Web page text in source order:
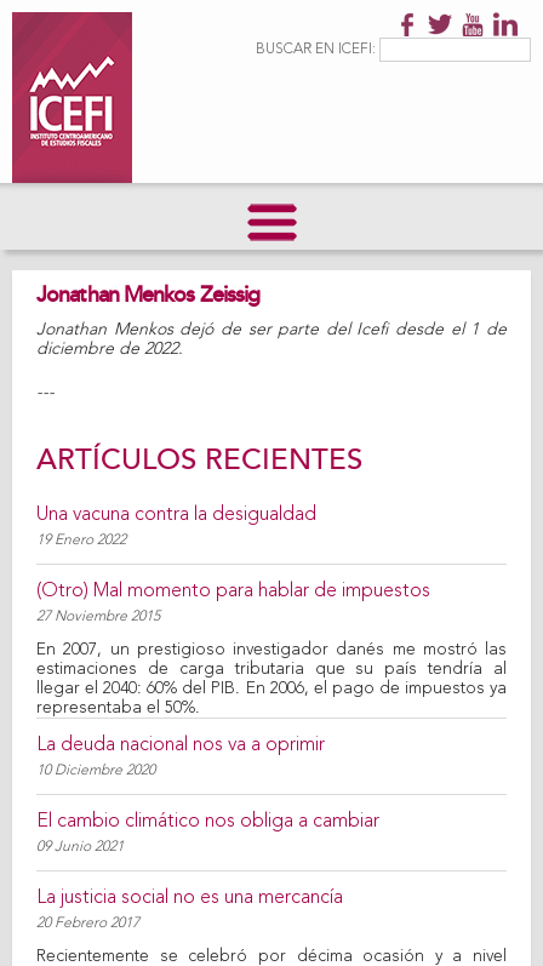
principalFormulario de
BUSCAR EN ICEFI:
Jonathan Menkos Zeissig
Jonathan Menkos dejó de ser parte del Icefi desde el 1 de
diciembre de 2022.
---
ARTÍCULOS RECIENTES
Una vacuna contra la desigualdad
19 Enero 2022
(Otro) Mal momento para hablar de impuestos
27 Noviembre 2015
En 2007, un prestigioso investigador danés me mostró las
estimaciones de carga tributaria que su país tendría al
llegar el 2040: 60% del PIB. En 2006, el pago de impuestos ya
representaba el 50%.
La deuda nacional nos va a oprimir
10 Diciembre 2020
El cambio climático nos obliga a cambiar
09 Junio 2021
La justicia social no es una mercancía
20 Febrero 2017
Recientemente se celebró por décima ocasión y a nivel